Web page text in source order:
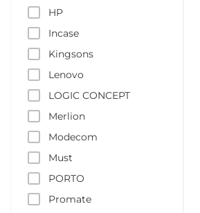
HP
Incase
Kingsons
Lenovo
LOGIC CONCEPT
Merlion
Modecom
Must
PORTO
Promate